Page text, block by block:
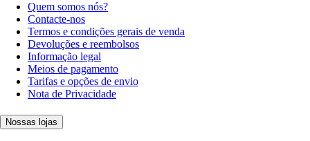
Quem somos nós?
Contacte-nos
Termos e condições gerais de venda
Devoluções e reembolsos
Informação legal
Meios de pagamento
Tarifas e opções de envio
Nota de Privacidade
Nossas lojas